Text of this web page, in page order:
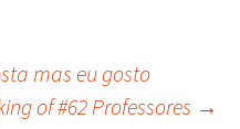
mas eu gosto
of #62 Professores →